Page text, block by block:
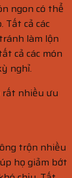
ngon có thể
Tất cả các
làm lộn
cả các món
nghỉ.
rất nhiều ưu
trộn nhiều
họ giảm bớt